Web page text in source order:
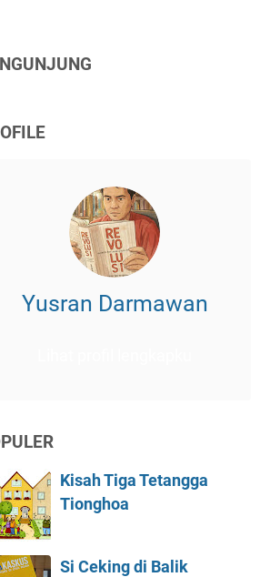
Yusran Darmawan
Kisah Tiga Tetangga
Tionghoa
Si Ceking di Balik